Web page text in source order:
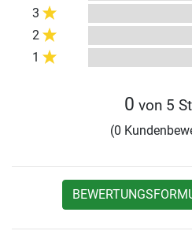
3
2
1
0 von 5
(0